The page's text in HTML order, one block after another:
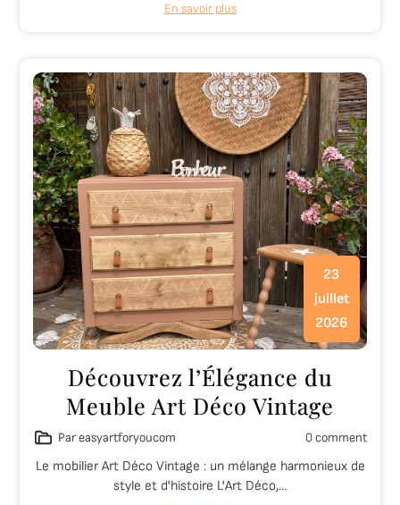
En savoir plus
23
juillet
2026
Découvrez l’Élégance du
Meuble Art Déco Vintage
Par easyartforyoucom 0 comment
Le mobilier Art Déco Vintage : un mélange harmonieux de
style et d'histoire L'Art Déco,…